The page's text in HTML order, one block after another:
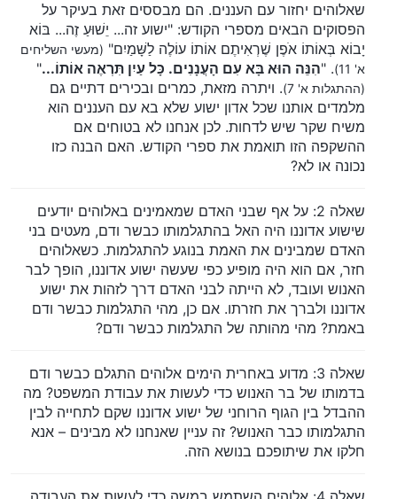
שאלוהים יחזור עם העננים. הם מבססים זאת בעיקר על
הפסוקים הבאים מספרי הקודש: "ישוע זה... יֵשׁוּעַ זֶה... בּוֹא
יָבוֹא בְּאוֹתוֹ אֺפֶן שֶׁרְאִיתֶם אוֹתוֹ עוֹלֶה לַשָּׁמַיִם" (מעשי השליחים
א' 11)
. "הִנֵּה הוּא בָּא עִם הָעֲנָנִים. כָּל עַיִן תִּרְאֶה אוֹתוֹ..."
(ההתגלות א' 7)
. ויתרה מזאת, כמרים ובכירים דתיים גם
מלמדים אותנו שכל אדון ישוע שלא בא עם העננים הוא
משיח שקר שיש לדחות. לכן אנחנו לא בטוחים אם
ההשקפה הזו תואמת את ספרי הקודש. האם הבנה כזו
נכונה או לא?
שאלה 2: על אף שבני האדם שמאמינים באלוהים יודעים
שישוע אדוננו היה האל בהתגלמותו כבשר ודם, מעטים בני
האדם שמבינים את האמת בנוגע להתגלמות. כשאלוהים
חזר, אם הוא היה מופיע כפי שעשה ישוע אדוננו, הופך לבר
האנוש ועובד, לא הייתה לבני האדם דרך לזהות את ישוע
אדוננו ולברך את חזרתו. אם כן, מהי התגלמות כבשר ודם
באמת? מהי מהותה של התגלמות כבשר ודם?
שאלה 3: מדוע באחרית הימים אלוהים התגלם כבשר ודם
בדמותו של בר האנוש כדי לעשות את עבודת המשפט? מה
ההבדל בין הגוף הרוחני של ישוע אדוננו שקם לתחייה לבין
התגלמותו כבר האנוש? זה עניין שאנחנו לא מבינים – אנא
חלקו את שיתופכם בנושא הזה.